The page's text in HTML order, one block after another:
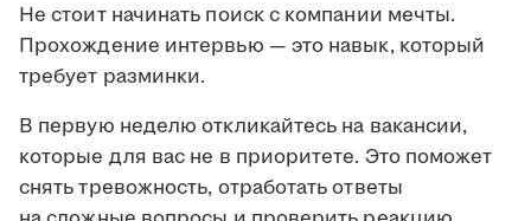
Не стоит начинать поиск с компании мечты.
Прохождение интервью — это навык, который
требует разминки.
В первую неделю откликайтесь на вакансии,
которые для вас не в приоритете. Это поможет
снять тревожность, отработать ответы